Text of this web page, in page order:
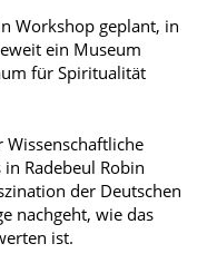
Workshop geplant, in
ein Museum
für Spiritualität
Radebeul Robin
der Deutschen
nachgeht, wie das
ist.